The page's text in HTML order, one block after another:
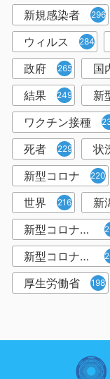
新規感染者 296
ウィルス 284
政府 265 国
結果 249
ワクチン接種
死者 229 状
新型コロナ 220
世界 216 新
新型コロナウイルス感染者
新型コロナウイルス対策
厚生労働省 198